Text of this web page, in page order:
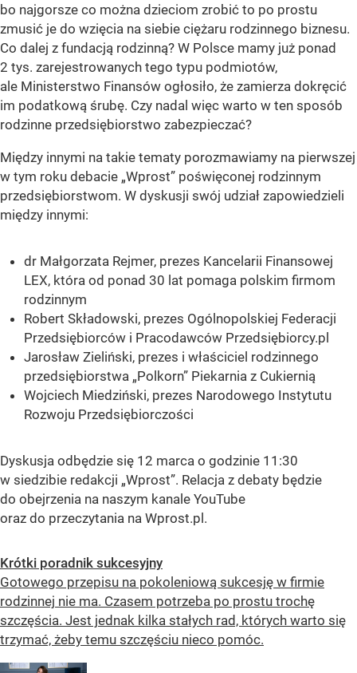
bo najgorsze co można dzieciom zrobić to po prostu
zmusić je do wzięcia na siebie ciężaru rodzinnego biznesu.
Co dalej z fundacją rodzinną? W Polsce mamy już ponad
2 tys. zarejestrowanych tego typu podmiotów,
ale Ministerstwo Finansów ogłosiło, że zamierza dokręcić
im podatkową śrubę. Czy nadal więc warto w ten sposób
rodzinne przedsiębiorstwo zabezpieczać?
Między innymi na takie tematy porozmawiamy na pierwszej
w tym roku debacie „Wprost” poświęconej rodzinnym
przedsiębiorstwom. W dyskusji swój udział zapowiedzieli
między innymi:
dr Małgorzata Rejmer, prezes Kancelarii Finansowej
LEX, która od ponad 30 lat pomaga polskim firmom
rodzinnym
Robert Składowski, prezes Ogólnopolskiej Federacji
Przedsiębiorców i Pracodawców Przedsiębiorcy.pl
Jarosław Zieliński, prezes i właściciel rodzinnego
przedsiębiorstwa „Polkorn” Piekarnia z Cukiernią
Wojciech Miedziński, prezes Narodowego Instytutu
Rozwoju Przedsiębiorczości
Dyskusja odbędzie się 12 marca o godzinie 11:30
w siedzibie redakcji „Wprost”. Relacja z debaty będzie
do obejrzenia na naszym kanale YouTube
oraz do przeczytania na Wprost.pl.
Krótki poradnik sukcesyjny
Gotowego przepisu na pokoleniową sukcesję w firmie
rodzinnej nie ma. Czasem potrzeba po prostu trochę
szczęścia. Jest jednak kilka stałych rad, których warto się
trzymać, żeby temu szczęściu nieco pomóc.